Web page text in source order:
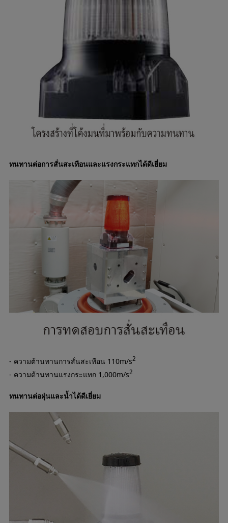
ทนทานต่อการสั่นสะเทือนและแรงกระแทกได้ดีเยี่ยม
- ความต้านทานการสั่นสะเทือน 110m/s2
- ความต้านทานแรงกระแทก 1,000m/s2
ทนทานต่อฝุ่นและน้ำได้ดีเยี่ยม